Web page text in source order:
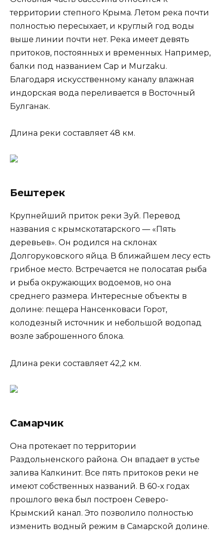
территории степного Крыма. Летом река почти
полностью пересыхает, и круглый год воды
выше линии почти нет. Река имеет девять
притоков, постоянных и временных. Например,
балки под названием Cap и Murzaku.
Благодаря искусственному каналу влажная
индорская вода переливается в Восточный
Булганак.
Длина реки составляет 48 км.
Бештерек
Крупнейший приток реки Зуй. Перевод
названия с крымскотатарского — «Пять
деревьев». Он родился на склонах
Долгоруковского яйца. В ближайшем лесу есть
грибное место. Встречается не полосатая рыба
и рыба окружающих водоемов, но она
среднего размера. Интересные объекты в
долине: пещера Нансенковаси Горот,
колодезный источник и небольшой водопад
возле заброшенного блока.
Длина реки составляет 42,2 км.
Самарчик
Она протекает по территории
Раздольненского района. Он впадает в устье
залива Калкинит. Все пять притоков реки не
имеют собственных названий. В 60-х годах
прошлого века был построен Северо-
Крымский канал. Это позволило полностью
изменить водный режим в Самарской долине.